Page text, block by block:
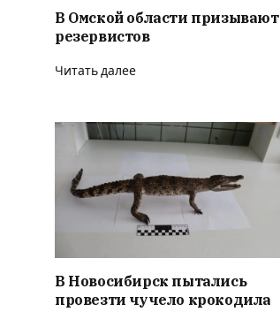
В Омской области призывают
резервистов
Читать далее
В Новосибирск пытались
провезти чучело крокодила